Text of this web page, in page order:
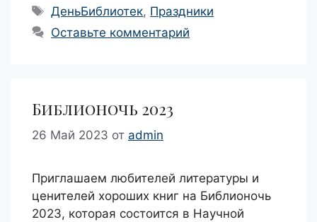
Метки
ДеньБиблиотек, Праздники
Оставьте комментарий
Библионочь 2023
26 Май 2023 от admin
Приглашаем любителей литературы и
ценителей хороших книг на Библионочь
2023, которая состоится в Научной